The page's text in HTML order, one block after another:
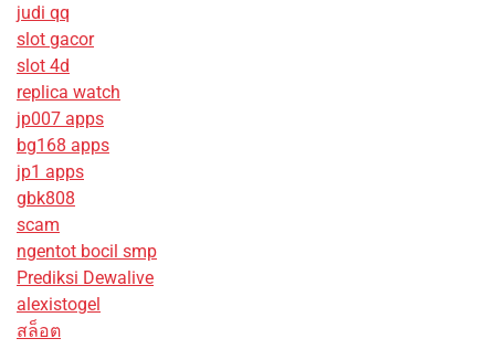
judi qq
slot gacor
slot 4d
replica watch
jp007 apps
bg168 apps
jp1 apps
gbk808
scam
ngentot bocil smp
Prediksi Dewalive
alexistogel
สล็อต